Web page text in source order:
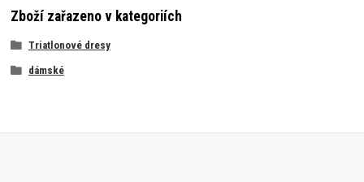
Zboží zařazeno v kategoriích
Triatlonové dresy
dámské